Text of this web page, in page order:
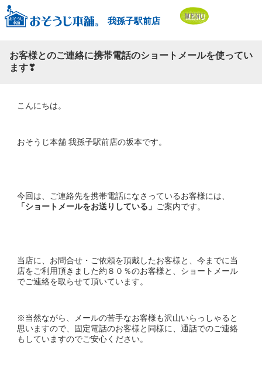
我孫子駅前店
お客様とのご連絡に携帯電話のショートメールを使ってい
ます❣
こんにちは。
おそうじ本舗 我孫子駅前店の坂本です。
今回は、ご連絡先を携帯電話になさっているお客様には、
「ショートメールをお送りしている」 ご案内です。
当店に、お問合せ・ご依頼を頂戴したお客様と、今までに当
店をご利用頂きました約８０％のお客様と、ショートメール
でご連絡を取らせて頂いています。
※当然ながら、メールの苦手なお客様も沢山いらっしゃると
思いますので、固定電話のお客様と同様に、通話でのご連絡
もしていますのでご安心ください。